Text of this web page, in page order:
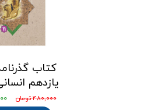
یازدهم
۴۸۰,۰۰۰ تومان